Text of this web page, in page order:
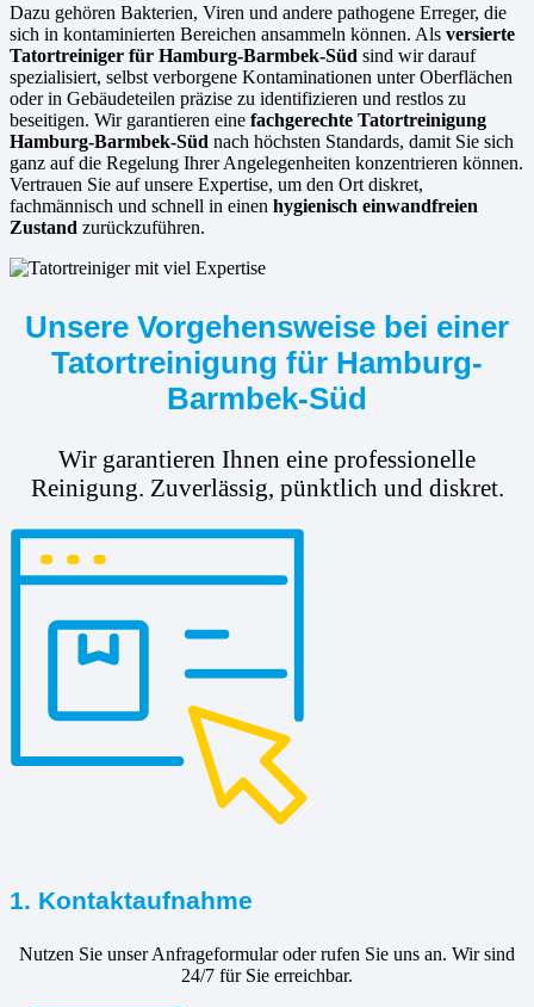
Dazu gehören Bakterien, Viren und andere pathogene Erreger, die
sich in kontaminierten Bereichen ansammeln können. Als versierte
Tatortreiniger für Hamburg-Barmbek-Süd sind wir darauf
spezialisiert, selbst verborgene Kontaminationen unter Oberflächen
oder in Gebäudeteilen präzise zu identifizieren und restlos zu
beseitigen. Wir garantieren eine fachgerechte Tatortreinigung
Hamburg-Barmbek-Süd nach höchsten Standards, damit Sie sich
ganz auf die Regelung Ihrer Angelegenheiten konzentrieren können.
Vertrauen Sie auf unsere Expertise, um den Ort diskret,
fachmännisch und schnell in einen hygienisch einwandfreien
Zustand zurückzuführen.
Unsere Vorgehensweise bei einer
Tatortreinigung für Hamburg-
Barmbek-Süd
Wir garantieren Ihnen eine professionelle
Reinigung. Zuverlässig, pünktlich und diskret.
1. Kontaktaufnahme
Nutzen Sie unser Anfrageformular oder rufen Sie uns an. Wir sind
24/7 für Sie erreichbar.